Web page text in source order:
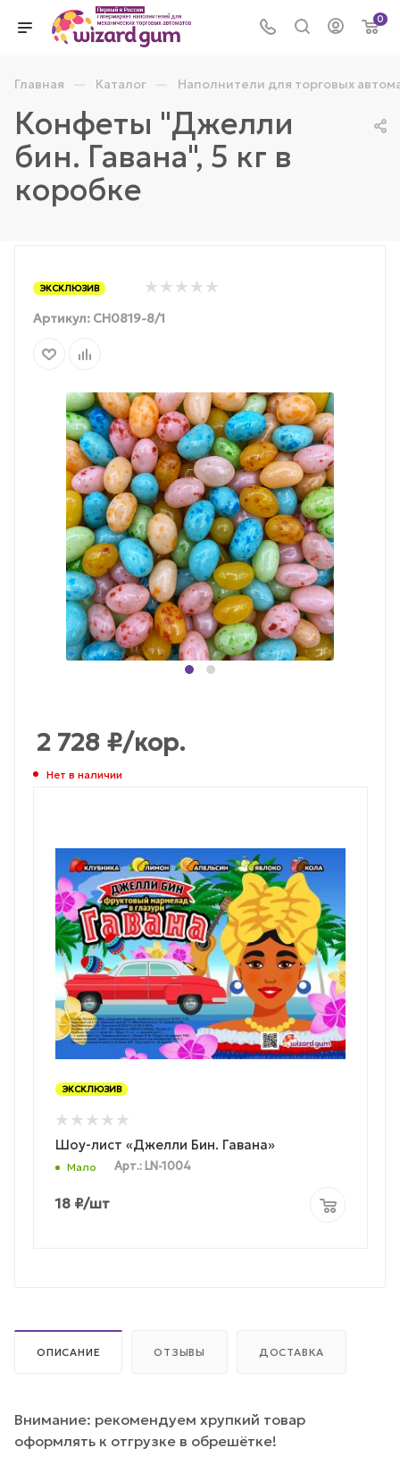
0
Главная — Каталог — Наполнители для торговых
Конфеты "Джелли
бин. Гавана", 5 кг в
коробке
ЭКСКЛЮЗИВ
Артикул: CH0819-8/1
2 728 ₽/кор.
Нет в наличии
ЭКСКЛЮЗИВ
Шоу-лист «Джелли Бин. Гавана»
Мало Арт.: LN-1004
18 ₽/шт
ОПИСАНИЕ ОТЗЫВЫ ДОСТАВКА
Внимание: рекомендуем хрупкий товар
оформлять к отгрузке в обрешётке!